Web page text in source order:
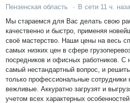
Пензенская область · В сети 11 ч.
Мы стараемся для Вас делать свою
качественно и быстро, применяя
своё мастерство. Наши цены на весь спектр услуг на порядок ниже
самых низких цен в сфере
посредников и офисных работников. С нами можно проработать
самый нестандартный вопрос, и
только профессиональные сотрудники
вежливые. Аккуратно загрузят и выгрузят Ваши вещи, уложат их с
учетом всех характерных особенностей. Принимаем как